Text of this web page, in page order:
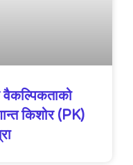
किशोर (PK)